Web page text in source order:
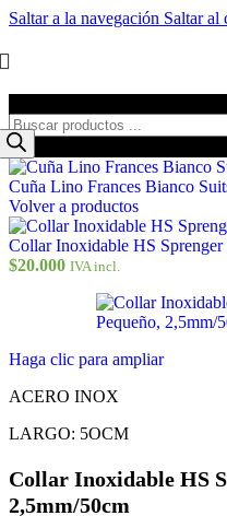
Saltar a la navegación Saltar al
Cuña Lino Frances Bianco
Volver a productos
Collar Inoxidable HS
$20.000 IVA incl.
Haga clic para ampliar
ACERO INOX
LARGO: 5OCM
Collar Inoxidable HS
2,5mm/50cm